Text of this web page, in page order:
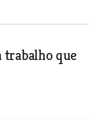
trabalho que